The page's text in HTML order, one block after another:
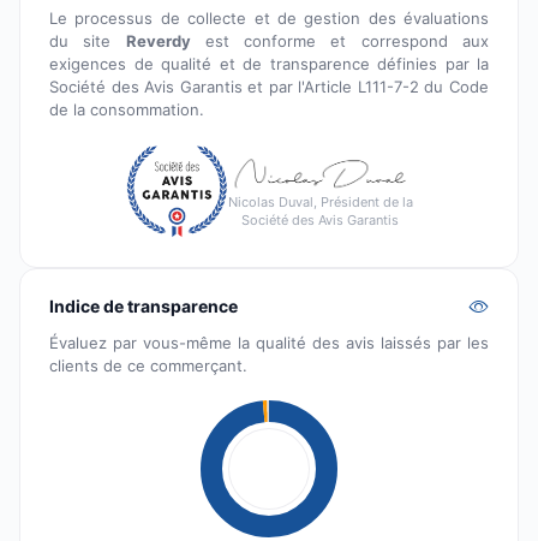
Le processus de collecte et de gestion des évaluations
du site Reverdyest conforme et correspond aux
exigences de qualité et de transparence définies par la
Société des Avis Garantis et par l'Article L111-7-2 du Code
de la consommation.
Nicolas Duval, Président de la
Société des Avis Garantis
Indice de transparence
Évaluez par vous-même la qualité des avis laissés par les
clients de ce commerçant.